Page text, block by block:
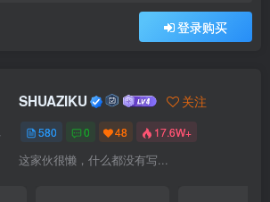
登录购买
SHUAZIKU 关注
580 0 48 17.6W+
这家伙很懒，什么都没有写...